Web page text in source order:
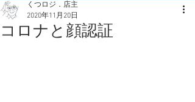
コロナと顔認証
くつロジ．店主
2020年11月20日